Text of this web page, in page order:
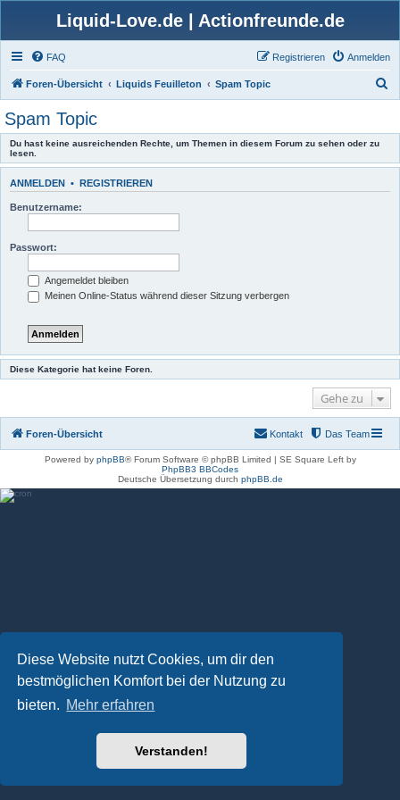
Diese Website nutzt Cookies, um dir den
bestmöglichen Komfort bei der Nutzung zu
bieten. Mehr erfahren
Verstanden!
Liquid-Love.de | Actionfreunde.de
FAQ Anmelden
Registrieren
Foren-Übersicht Liquids Feuilleton Spam Topic
e
Spam Topic
Du hast keine ausreichenden Rechte, um Themen in diesem Forum zu sehen oder zu
lesen.
ANMELDEN • REGISTRIEREN
Benutzername:
Passwort:
Angemeldet bleiben
Meinen Online-Status während dieser Sitzung verbergen
Diese Kategorie hat keine Foren.
Gehe zu
Foren-Übersicht Das Team
Kontakt
Powered by phpBB® Forum Software © phpBB Limited | SE Square Left by
PhpBB3 BBCodes
Deutsche Übersetzung durch phpBB.de